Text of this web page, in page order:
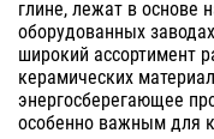
глине, лежат в основе
оборудованных
широкий ассортимент
керамических
энергосберегающее
особенно важным для